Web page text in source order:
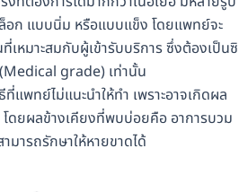
ก แบบนิ่ม หรือแบบแข็ง โดยแพทย์จะ
เหมาะสมกับผู้เข้ารับบริการ ซึ่งต้องเป็นซิ
grade) เท่านั้น
ที่แพทย์ไม่แนะนำให้ทำ เพราะอาจเกิดผล
โดยผลข้างเคียงที่พบบ่อยคือ อาการบวม
มารถรักษาให้หายขาดได้